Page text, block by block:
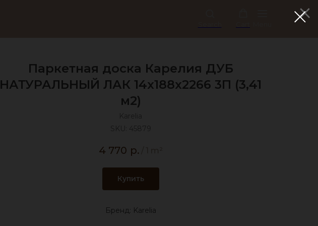
Паркетная доска Карелия ДУБ
НАТУРАЛЬНЫЙ ЛАК 14x188x2266 3П (3,41
м2)
4 770 р.
Купить
Бренд: Karelia